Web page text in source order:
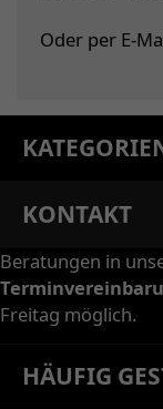
Oder per E-
KONTAKT
Beratungen in
Freitag möglich.
HÄUFIG